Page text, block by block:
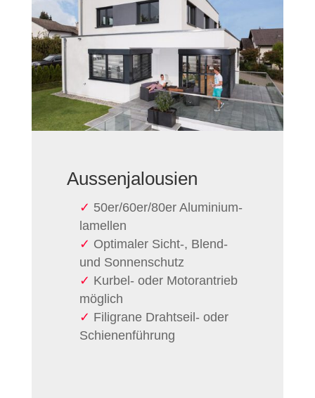
Aussen­jalousien
50er/60er/80er Aluminium­
lamellen
Optimaler Sicht-, Blend-
und Sonnen­schutz
Kurbel- oder Motor­antrieb
möglich
Filigrane Drahtseil- oder
Schienen­führung